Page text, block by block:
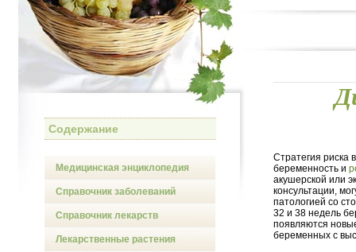
Содержание
Медицинская энциклопедия
Справочник заболеваний
Справочник лекарств
Лекарственные растения
Стратегия риска
беременность и
акушерской или
консультации,
патологией со
32 и 38 недель
появляются
беременных с